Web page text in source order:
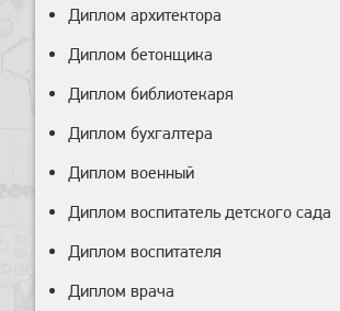
Диплом архитектора
Диплом бетонщика
Диплом библиотекаря
Диплом бухгалтера
Диплом военный
Диплом воспитатель детского сада
Диплом воспитателя
Диплом врача